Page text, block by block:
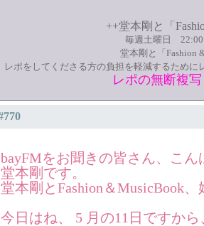
++堂本剛と「
毎週土曜日
堂本剛と「
レポをしてくださる方の負担を軽減するため
レポの無断複
bayFMをお聞きの皆さん、こん
堂本剛です。
堂本剛とFashion＆MusicBook
今日はね、 5 月の11日ですか